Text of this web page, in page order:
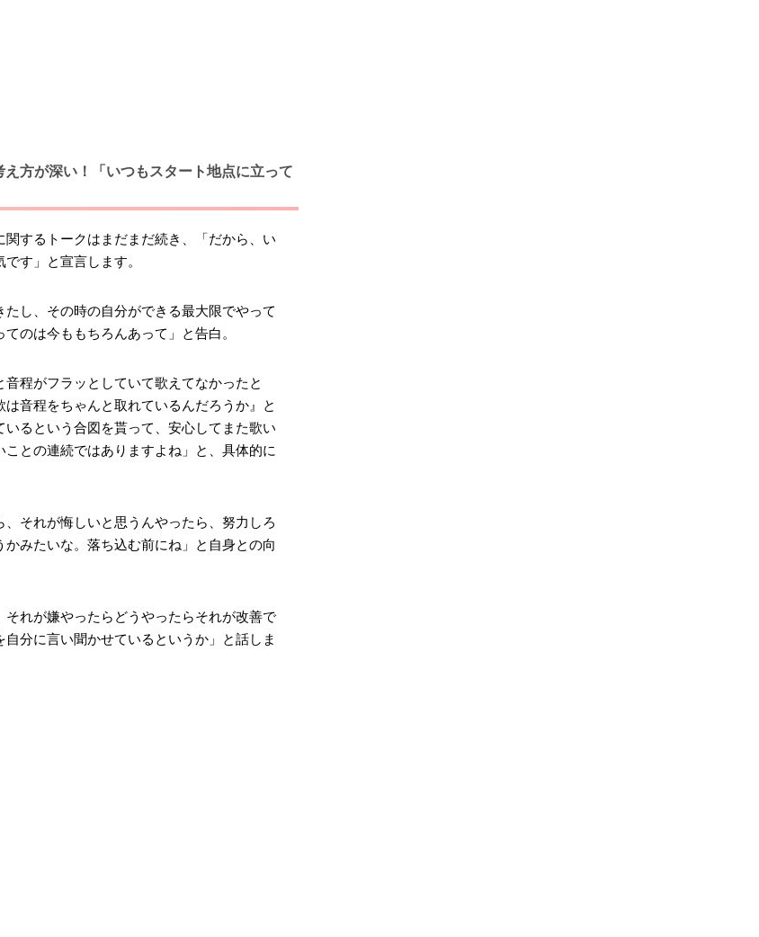
方が深い！「いつもスタート地点に立って
するトークはまだまだ続き、「だから、い
す」と宣言します。
たし、その時の自分ができる最大限でやって
のは今ももちろんあって」と告白。
音程がフラッとしていて歌えてなかったと
音程をちゃんと取れているんだろうか』と
るという合図を貰って、安心してまた歌い
との連続ではありますよね」と、具体的に
、それが悔しいと思うんやったら、努力しろ
みたいな。落ち込む前にね」と自身との向
それが嫌やったらどうやったらそれが改善で
分に言い聞かせているというか」と話しま